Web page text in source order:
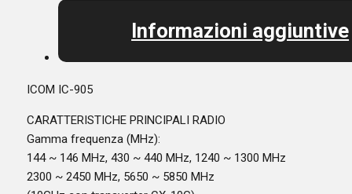
Informazioni aggiuntive
ICOM IC-905
CARATTERISTICHE PRINCIPALI RADIO
Gamma frequenza (MHz):
144 ~ 146 MHz, 430 ~ 440 MHz, 1240 ~ 1300 MHz
2300 ~ 2450 MHz, 5650 ~ 5850 MHz